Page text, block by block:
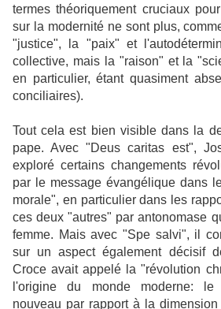
termes théoriquement cruciaux
sur la modernité ne sont plus,
"justice", la "paix" et
collective, mais la "raison" et la
en particulier, étant quasiment
conciliaires).
Tout cela est bien visible dans la
pape. Avec "Deus caritas est",
exploré certains changements
par le message évangélique dans
morale", en particulier dans les
ces deux "autres" par antonomase
femme. Mais avec "Spe salvi", il
sur un aspect également décisif
Croce avait appelé la "révolution
l'origine du monde moderne: le
nouveau par rapport à la